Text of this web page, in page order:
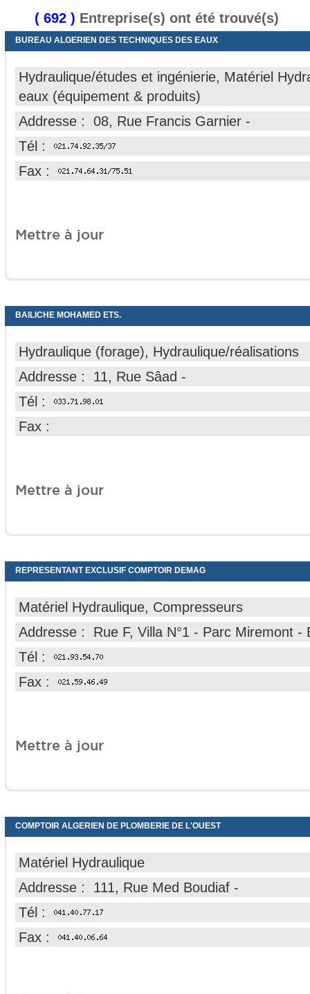
( 692 ) Entreprise(s) ont été trouvé(s)
BUREAU ALGERIEN DES TECHNIQUES DES EAUX
Hydraulique/études et ingénierie, Matériel
eaux (équipement & produits)
Addresse : 08, Rue Francis Garnier -
Tél :
Fax :
Mettre à jour
BAILICHE MOHAMED ETS.
Hydraulique (forage), Hydraulique/réalisations
Addresse : 11, Rue Sâad -
Tél :
Fax :
Mettre à jour
REPRESENTANT EXCLUSIF COMPTOIR DEMAG
Matériel Hydraulique, Compresseurs
Addresse : Rue F, Villa N°1 - Parc Miremont -
Tél :
Fax :
Mettre à jour
COMPTOIR ALGERIEN DE PLOMBERIE DE L'OUEST
Matériel Hydraulique
Addresse : 111, Rue Med Boudiaf -
Tél :
Fax :